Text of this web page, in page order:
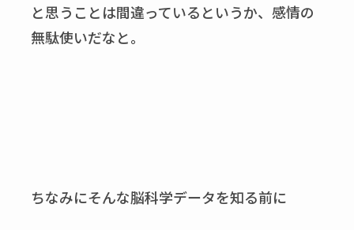
と思うことは間違っているというか、感情の
無駄使いだなと。
ちなみにそんな脳科学データを知る前に